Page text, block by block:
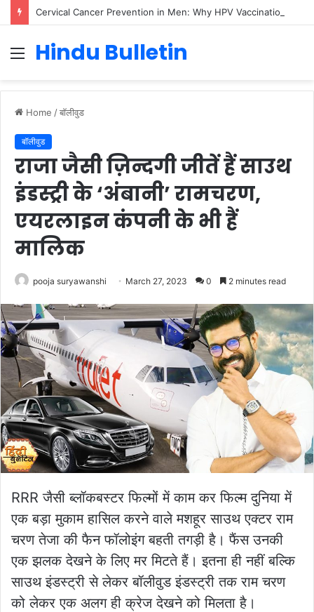
Menu
Hindu Bulletin
Home /बॉलीवुड
बॉलीवुड
राजा जैसी ज़िन्दगी जीतें हैं साउथ
इंडस्ट्री के ‘अंबानी’ रामचरण,
एयरलाइन कंपनी के भी हैं
मालिक
pooja suryawanshi March 27, 2023 0 2 minutes read
RRR जैसी ब्लॉकबस्टर फिल्मों में काम कर फिल्म दुनिया में
एक बड़ा मुकाम हासिल करने वाले मशहूर साउथ एक्टर राम
चरण तेजा की फैन फॉलोइंग बहती तगड़ी है। फैंस उनकी
एक झलक देखने के लिए मर मिटते हैं। इतना ही नहीं बल्कि
साउथ इंडस्ट्री से लेकर बॉलीवुड इंडस्ट्री तक राम चरण
को लेकर एक अलग ही क्रेज देखने को मिलता है।